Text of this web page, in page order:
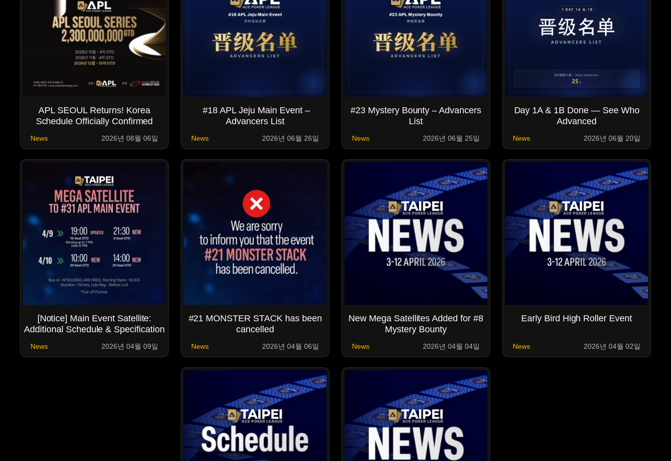
APL SEOUL Returns! Korea
Schedule Officially Confirmed
News 2026년 08월 06일
#18 APL Jeju Main Event –
Advancers List
News 2026년 06월 26일
#23 Mystery Bounty – Advancers
List
News 2026년 06월 25일
Day 1A & 1B Done — See Who
Advanced
News 2026년 06월 20일
[Notice] Main Event Satellite:
Additional Schedule & Specification
News 2026년 04월 09일
#21 MONSTER STACK has been
cancelled
News 2026년 04월 06일
New Mega Satellites Added for #8
Mystery Bounty
News 2026년 04월 04일
Early Bird High Roller Event
News 2026년 04월 02일